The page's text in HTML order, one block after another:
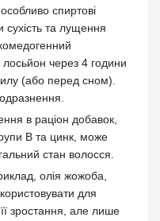
спиртові
та лущення
через 4 години
(або перед сном).
в раціон добавок,
B та цинк, може
стан волосся.
олія жожоба,
для
зростання, але лише